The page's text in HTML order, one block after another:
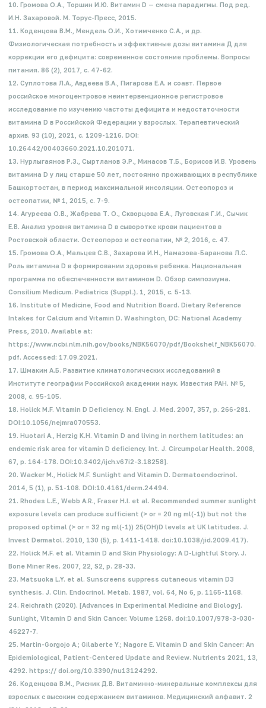
10. Громова О.А., Торшин И.Ю. Витамин D — смена парадигмы. Под ред.
И.Н. Захаровой. М. Торус-Пресс, 2015.
11. Коденцова В.М., Мендель О.И., Хотимченко С.А., и др.
Физиологическая потребность и эффективные дозы витамина Д для
коррекции его дефицита: современное состояние проблемы. Вопросы
питания. 86 (2), 2017, с. 47-62.
12. Суплотова Л.А., Авдеева В.А., Пигарова Е.А. и соавт. Первое
российское многоцентровое неинтервенционное регистровое
исследование по изучению частоты дефицита и недостаточности
витамина D в Российской Федерации у взрослых. Терапевтический
архив. 93 (10), 2021, с. 1209-1216. DOI:
10.26442/00403660.2021.10.201071.
13. Нурлыгаянов Р.З., Сыртланов Э.Р., Минасов Т.Б., Борисов И.В. Уровень
витамина D у лиц старше 50 лет, постоянно проживающих в республике
Башкортостан, в период максимальной инсоляции. Остеопороз и
остеопатии, № 1, 2015, с. 7-9.
14. Агуреева О.В., Жабрева Т. О., Скворцова Е.А., Луговская Г.И., Сычик
Е.В. Анализ уровня витамина D в сыворотке крови пациентов в
Ростовской области. Остеопороз и остеопатии, № 2, 2016, с. 47.
15. Громова О.А., Мальцев С.В., Захарова И.Н., Намазова-Баранова Л.С.
Роль витамина D в формировании здоровья ребенка. Национальная
программа по обеспеченности витамином D. Обзор симпозиума.
Consilium Medicum. Pediatrics (Suppl.). 1, 2015, с. 5-13.
16. Institute of Medicine, Food and Nutrition Board. Dietary Reference
Intakes for Calcium and Vitamin D. Washington, DC: National Academy
Press, 2010. Available at:
https://www.ncbi.nlm.nih.gov/books/NBK56070/pdf/Bookshelf_NBK56070.
pdf. Accessed: 17.09.2021.
17. Шмакин А.Б. Развитие климатологических исследований в
Институте географии Российской академии наук. Известия РАН. № 5,
2008, с. 95-105.
18. Holick M.F. Vitamin D Deficiency. N. Engl. J. Med. 2007, 357, p. 266-281.
DOI:10.1056/nejmra070553.
19. Huotari A., Herzig K.H. Vitamin D and living in northern latitudes: an
endemic risk area for vitamin D deficiency. Int. J. Circumpolar Health. 2008,
67, p. 164-178. DOI:10.3402/ijch.v67i2-3.18258].
20. Wacker M., Holick M.F. Sunlight and Vitamin D. Dermatoendocrinol.
2014, 5 (1), p. 51-108. DOI:10.4161/derm.24494.
21. Rhodes L.E., Webb A.R., Fraser H.I. et al. Recommended summer sunlight
exposure levels can produce sufficient (> or = 20 ng ml(-1)) but not the
proposed optimal (> or = 32 ng ml(-1)) 25(OH)D levels at UK latitudes. J.
Invest Dermatol. 2010, 130 (5), p. 1411-1418. doi:10.1038/jid.2009.417).
22. Holick M.F. et al. Vitamin D and Skin Physiology: A D-Lightful Story. J.
Bone Miner Res. 2007, 22, S2, p. 28-33.
23. Matsuoka L.Y. et al. Sunscreens suppress cutaneous vitamin D3
synthesis. J. Clin. Endocrinol. Metab. 1987, vol. 64, No 6, p. 1165-1168.
24. Reichrath (2020). [Advances in Experimental Medicine and Biology].
Sunlight, Vitamin D and Skin Cancer. Volume 1268. doi:10.1007/978-3-030-
46227-7.
25. Martin-Gorgojo A.; Gilaberte Y.; Nagore E. Vitamin D and Skin Cancer: An
Epidemiological, Patient-Centered Update and Review. Nutrients 2021, 13,
4292. https:// doi.org/10.3390/nu13124292.
26. Коденцова В.М., Рисник Д.В. Витаминно-минеральные комплексы для
взрослых с высоким содержанием витаминов. Медицинский алфавит. 2